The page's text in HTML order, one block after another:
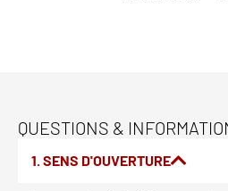
QUESTIONS &
1. SENS D'OUVERTURE